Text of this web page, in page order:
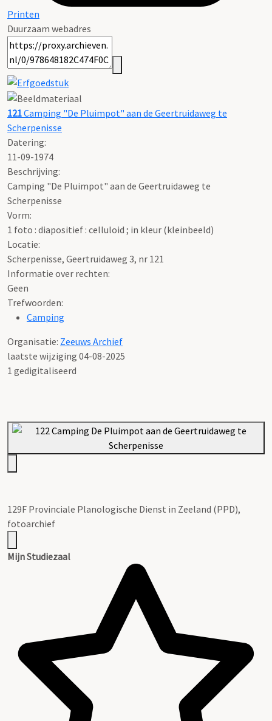
Printen
Duurzaam webadres
121Camping "De Pluimpot" aan de Geertruidaweg te
Scherpenisse
Datering:
11-09-1974
Beschrijving:
Camping "De Pluimpot" aan de Geertruidaweg te
Scherpenisse
Vorm:
1 foto : diapositief : celluloid ; in kleur (kleinbeeld)
Locatie:
Scherpenisse, Geertruidaweg 3, nr 121
Informatie over rechten:
Geen
Trefwoorden:
Camping
Organisatie: Zeeuws Archief
laatste wijziging 04-08-2025
1 gedigitaliseerd
129F Provinciale Planologische Dienst in Zeeland (PPD),
fotoarchief
Mijn Studiezaal